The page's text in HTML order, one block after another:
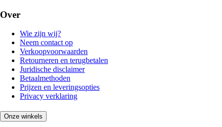
Over
Wie zijn wij?
Neem contact op
Verkoopvoorwaarden
Retourneren en terugbetalen
Juridische disclaimer
Betaalmethoden
Prijzen en leveringsopties
Privacy verklaring
Onze winkels